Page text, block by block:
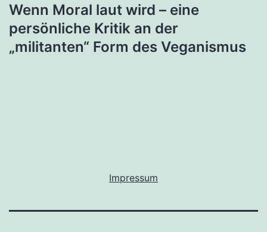
Wenn Moral laut wird – eine
persönliche Kritik an der
„militanten“ Form des Veganismus
Impressum